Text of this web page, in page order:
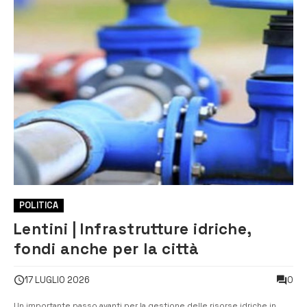
POLITICA
Lentini | Infrastrutture idriche,
fondi anche per la città
17 LUGLIO 2026 0